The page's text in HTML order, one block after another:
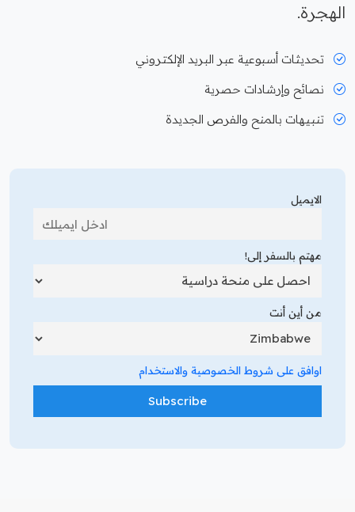
الهجرة.
تحديثات أسبوعية عبر البريد الإلكتروني
نصائح وإرشادات حصرية
تنبيهات بالمنح والفرص الجديدة
الايميل
مهتم بالسفر إلى!
من أين أنت
اوافق على شروط الخصوصية والاستخدام